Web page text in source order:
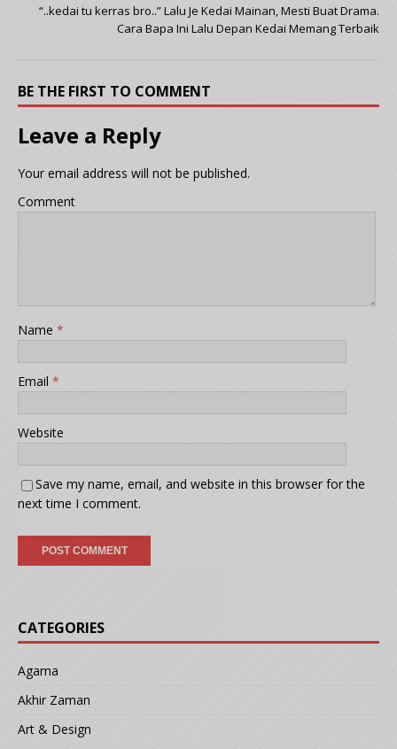
“..kedai tu kerras bro..” Lalu Je Kedai Mainan, Mesti Buat Drama.
Cara Bapa Ini Lalu Depan Kedai Memang Terbaik
BE THE FIRST TO COMMENT
Leave a Reply
Your email address will not be published.
Comment
Name *
Email *
Website
Save my name, email, and website in this browser for the
next time I comment.
CATEGORIES
Agama
Akhir Zaman
Art & Design